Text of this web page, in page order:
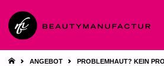
STARTSEITE
ANGEBOT PROBLEMHAUT? KEIN